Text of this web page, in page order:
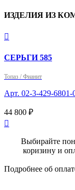
ИЗДЕЛИЯ ИЗ

СЕРЬГИ 585
Топаз / Фианит
Арт. 02-3-429-6801-
44 800 ₽

Выбирайте
коризину и
Подробнее об